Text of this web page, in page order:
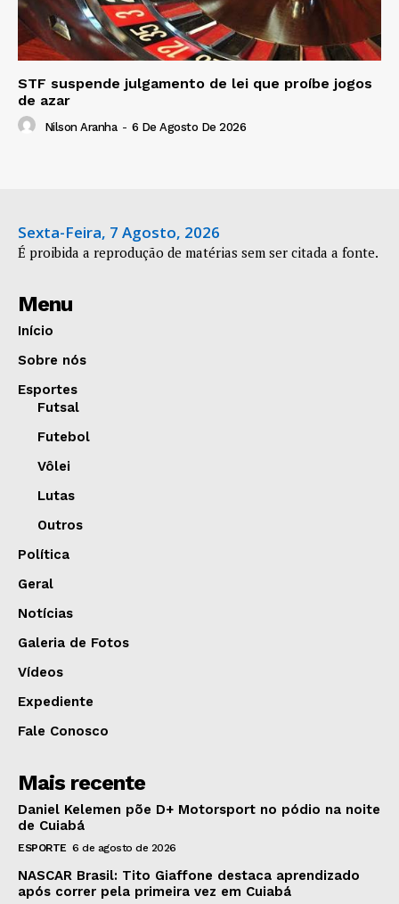
STF suspende julgamento de lei que proíbe jogos
de azar
Nilson Aranha - 6 De Agosto De 2026
Sexta-Feira, 7 Agosto, 2026
É proibida a reprodução de matérias sem ser citada a fonte.
Menu
Início
Sobre nós
Esportes
Futsal
Futebol
Vôlei
Lutas
Outros
Política
Geral
Notícias
Galeria de Fotos
Vídeos
Expediente
Fale Conosco
Mais recente
Daniel Kelemen põe D+ Motorsport no pódio na noite
de Cuiabá
ESPORTE 6 de agosto de 2026
NASCAR Brasil: Tito Giaffone destaca aprendizado
após correr pela primeira vez em Cuiabá